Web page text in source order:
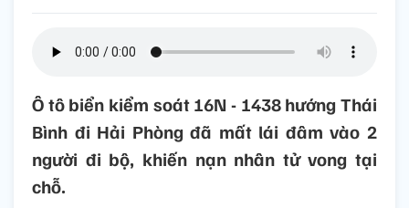
Ô tô biển kiểm soát 16N - 1438 hướng Thái
Bình đi Hải Phòng đã mất lái đâm vào 2
người đi bộ, khiến nạn nhân tử vong tại
chỗ.